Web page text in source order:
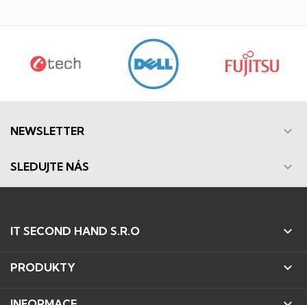
NEWSLETTER 
SLEDUJTE NÁS 
IT SECOND HAND S.R.O 
PRODUKTY 